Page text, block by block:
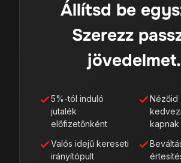
Állítsd be
Szerezz
jövedelmet.
5%-tól induló
jutalék
előfizetőnként
Nézőid
kapnak
Valós idejű kereseti
irányítópult